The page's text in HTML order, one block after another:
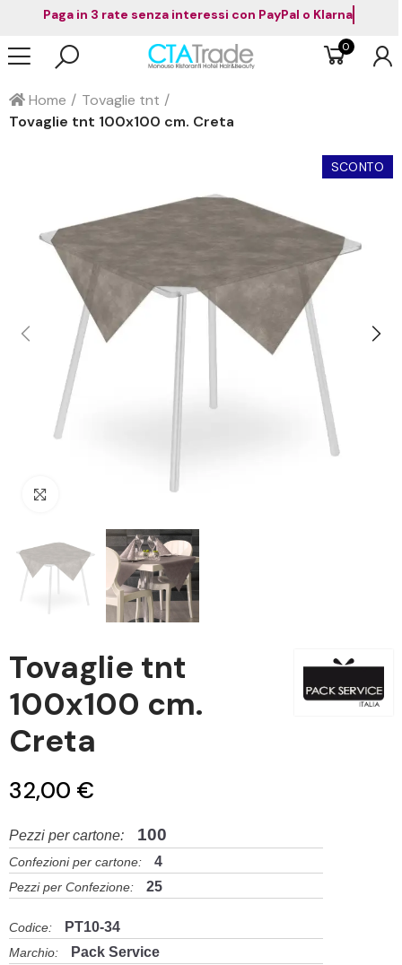
Paga in 3 rate senza interessi con PayPal o Klarna
0
Home
Tovaglie tnt
Tovaglie tnt 100x100 cm. Creta
SCONTO
Clicca per ingrandire
Tovaglie tnt
100x100 cm.
Creta
32,00 €
Pezzi per cartone: 100
Confezioni per cartone: 4
Pezzi per Confezione: 25
Codice: PT10-34
Marchio: Pack Service